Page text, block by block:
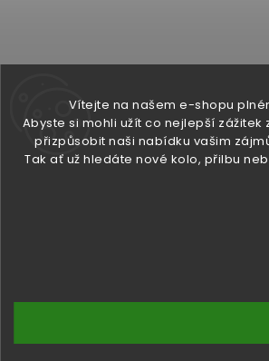
Vítejte na našem e-shopu
Abyste si mohli užít co nejlepší
přizpůsobit naši nabídku vašim
Tak ať už hledáte nové kolo, přilbu